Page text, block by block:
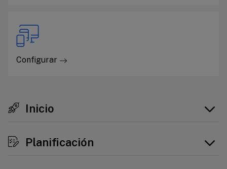
Configurar
Inicio
Planificación